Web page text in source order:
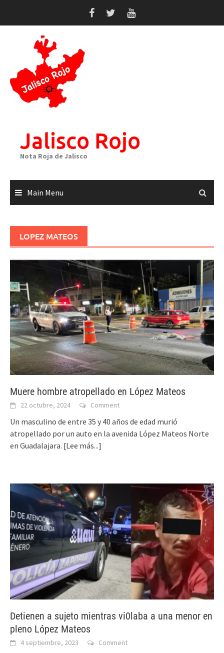
Jalisco Rojo
Nota Roja de Jalisco
Main Menu
LOPEZ MATEOS
Muere hombre atropellado en López Mateos
22 octubre, 2024 Comment
Un masculino de entre 35 y 40 años de edad murió
atropellado por un auto en la avenida López Mateos Norte
en Guadalajara. [Lee más...]
Detienen a sujeto mientras vi0laba a una menor en
pleno López Mateos
4 septiembre, 2023 Comment